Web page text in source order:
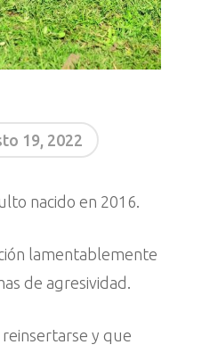
19, 2022
nacido en 2016.
lamentablemente
de agresividad.
y que